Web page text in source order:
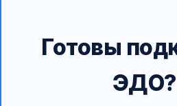
Готовы
ЭДО?